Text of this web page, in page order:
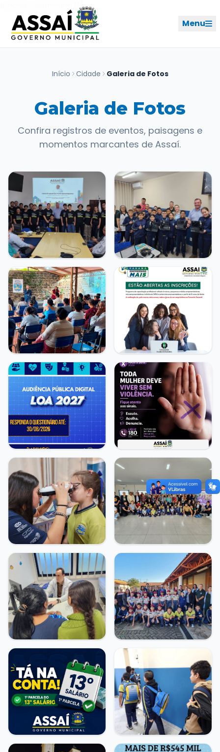
Ir para o conteúdo [1]
Menu
Geral
Início
Governo
Ouvidoria
Transparência e Atos
Sou Assaiense
IDIOMA
🇧🇷 Idioma
WebMail
Manual de Identidade Visual
ACESSIBILIDADE
Contraste A- A+
CLIMA AGORA
Poucas nuvens
23°C• Umid. 64%
Início Cidade Galeria de Fotos
Galeria de Fotos
Confira registros de eventos, paisagens e
momentos marcantes de Assaí.